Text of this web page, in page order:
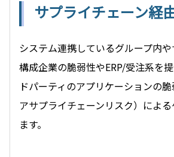
サプライチェーン経
システム連携しているグループ内
構成企業の脆弱性やERP/受注系を
ドパーティのアプリケーションの
アサプライチェーンリスク）によ
ます。